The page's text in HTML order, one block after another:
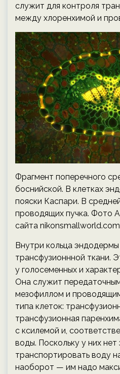
служит для контроля
между хлоренхимой и
Фрагмент поперечного
боснийской. В клетках
пояски Каспари. В
проводящих пучка. Фото
сайта nikonsmallworld.com
Внутри кольца
трансфузионнной ткани.
у голосеменных и
Она служит
мезофиллом и
типа клеток:
трансфузионная
с ксилемой и,
воды. Поскольку у них нет
транспортировать воду
наоборот — им надо